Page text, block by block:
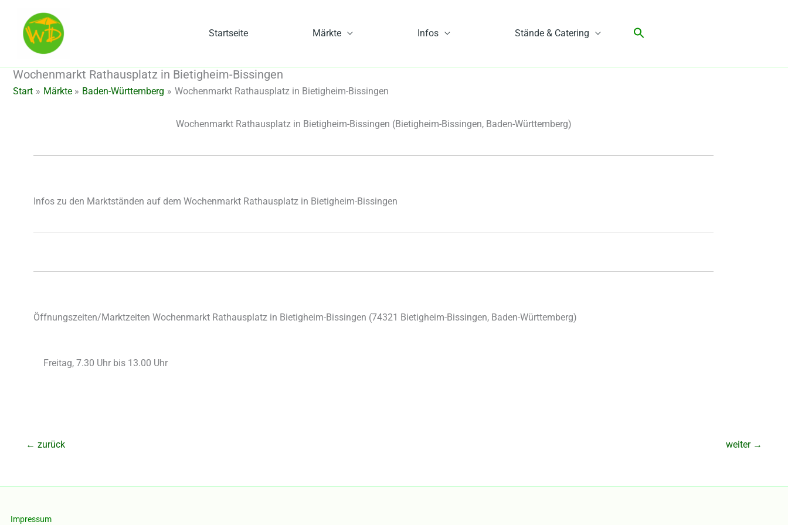
springen
Startseite Märkte Infos Stände & Catering
Wochenmarkt Rathausplatz in Bietigheim-Bissingen
Start Märkte Baden-Württemberg Wochenmarkt Rathausplatz in Bietigheim-Bissingen
Wochenmarkt Rathausplatz in Bietigheim-Bissingen (Bietigheim-Bissingen, Baden-Württemberg)
Infos zu den Marktständen auf dem Wochenmarkt Rathausplatz in Bietigheim-Bissingen
Öffnungszeiten/Marktzeiten Wochenmarkt Rathausplatz in Bietigheim-Bissingen (74321 Bietigheim-Bissingen, Baden-Württemberg)
Freitag, 7.30 Uhr bis 13.00 Uhr
← zurück weiter →
Impressum